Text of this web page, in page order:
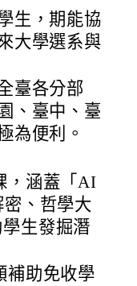
生，期能協
大學選系與
臺各分部
、臺中、臺
為便利。
，涵蓋「AI
、哲學大
生發掘潛
補助免收學